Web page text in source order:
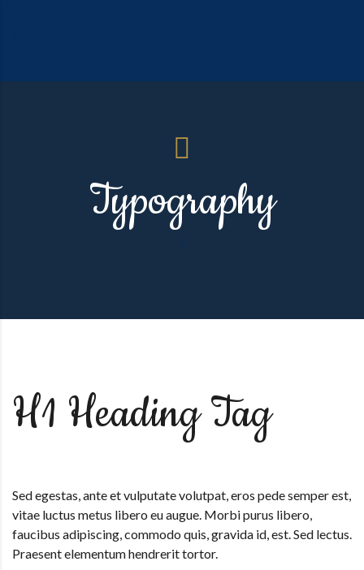
Typography
H1 Heading Tag
Sed egestas, ante et vulputate volutpat, eros pede semper est,
vitae luctus metus libero eu augue. Morbi purus libero,
faucibus adipiscing, commodo quis, gravida id, est. Sed lectus.
Praesent elementum hendrerit tortor.